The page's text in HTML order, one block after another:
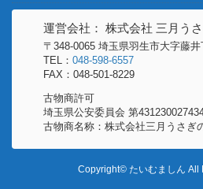
運営会社： 株式会社 三月う
〒348-0065 埼玉県羽生市大字藤井
TEL： 048-598-6557
FAX：048-501-8229
古物商許可
埼玉県公安委員会 第
古物商名称：株式会社三月うさぎ
Copyright© たいむましん All